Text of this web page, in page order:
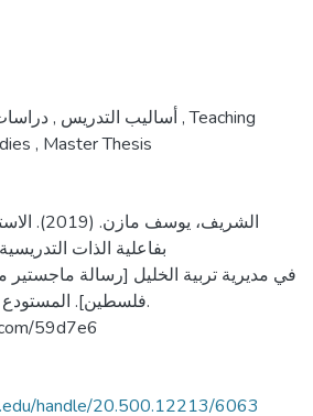
أساليب التدريس , ,Teaching
, Master Thesis
الشريف،
بفاعلية الذات
في مديرية تربية الخليل [رسالة
فلسطين].
59d7e6
handle/20.500.12213/6063